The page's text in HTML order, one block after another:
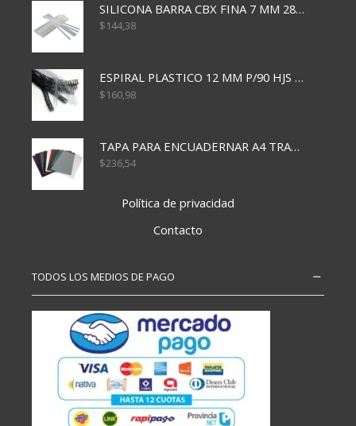
SILICONA BARRA CBX FINA 7 MM 28 CM
$144,38
ESPIRAL PLASTICO 12 MM P/90 HJS X50X1500
$160,98
TAPA PARA ENCUADERNAR A4 TRANSP x50x500
$236,54
Política de privacidad
Contacto
TODOS LOS MEDIOS DE PAGO